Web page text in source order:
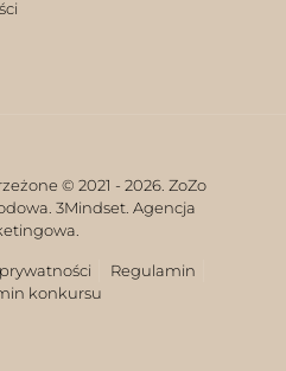
© 2021 - 2026. ZoZo
3Mindset. Agencja
Regulamin
konkursu